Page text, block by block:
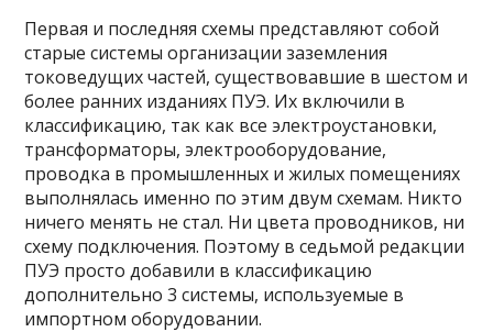
Первая и последняя схемы представляют собой
старые системы организации заземления
токоведущих частей, существовавшие в шестом и
более ранних изданиях ПУЭ. Их включили в
классификацию, так как все электроустановки,
трансформаторы, электрооборудование,
проводка в промышленных и жилых помещениях
выполнялась именно по этим двум схемам. Никто
ничего менять не стал. Ни цвета проводников, ни
схему подключения. Поэтому в седьмой редакции
ПУЭ просто добавили в классификацию
дополнительно 3 системы, используемые в
импортном оборудовании.